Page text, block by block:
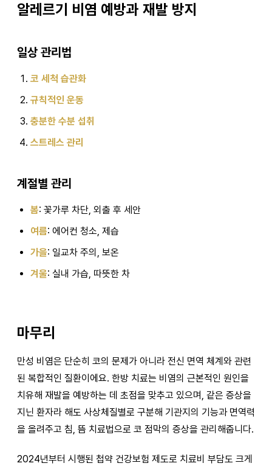
알레르기 비염 예방과 재발 방지
일상 관리법
코 세척 습관화
규칙적인 운동
충분한 수분 섭취
스트레스 관리
계절별 관리
봄: 꽃가루 차단, 외출 후 세안
여름: 에어컨 청소, 제습
가을: 일교차 주의, 보온
겨울: 실내 가습, 따뜻한 차
마무리
만성 비염은 단순히 코의 문제가 아니라 전신 면역 체계와 관련
된 복합적인 질환이에요. 한방 치료는 비염의 근본적인 원인을
치유해 재발을 예방하는 데 초점을 맞추고 있으며, 같은 증상을
지닌 환자라 해도 사상체질별로 구분해 기관지의 기능과 면역력
을 올려주고 침, 뜸 치료법으로 코 점막의 증상을 관리해줍니다.
2024년부터 시행된 첩약 건강보험 제도로 치료비 부담도 크게